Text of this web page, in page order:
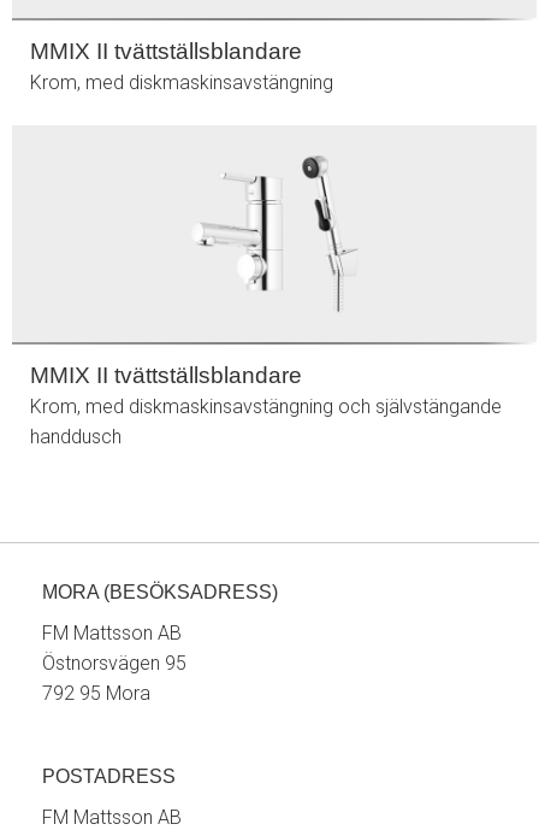
MMIX II tvättställsblandare
Krom, med diskmaskinsavstängning
MMIX II tvättställsblandare
Krom, med diskmaskinsavstängning och självstängande
handdusch
MORA (BESÖKSADRESS)
FM Mattsson AB
Östnorsvägen 95
792 95 Mora
POSTADRESS
FM Mattsson AB